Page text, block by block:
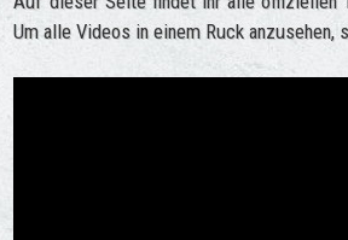
Um alle Videos in einem Ruck anzusehen,